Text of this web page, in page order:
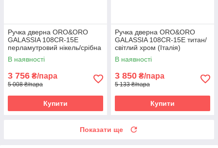
Ручка дверна ORO&ORO
GALASSIA 108СR-15E
перламутровий нікель/срібна
ніч (Італія)
В наявності
3 756 ₴/пара
5 008 ₴/пара
Купити
Ручка дверна ORO&ORO
GALASSIA 108СR-15E титан/
світлий хром (Італія)
В наявності
3 850 ₴/пара
5 133 ₴/пара
Купити
Показати ще